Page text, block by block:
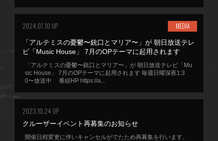
2024.07.10 UP MEDIA
「アルテミスの憂鬱〜銃口とマリア〜」が 朝日放送テレ
ビ「Music House」 7月のOPテーマに起用されます
「アルテミスの憂鬱〜銃口とマリア〜」が 朝日放送テレビ「Mu
sic House」 7月のOPテーマに起用されます 毎週日曜深夜1:3
0〜放送中 番組HP https://a...
2023.10.24 UP
クルーザーイベント再募集のお知らせ
開催日程変更に伴いキャンセルがでたため再募集を行います。